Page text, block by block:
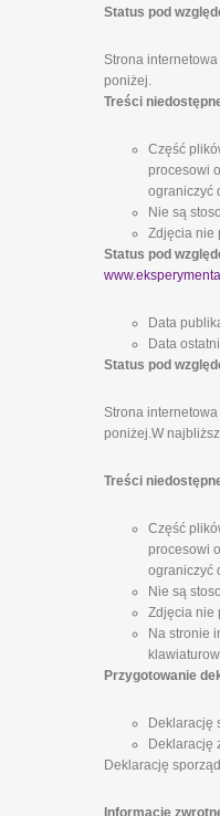
Status pod
Strona
poniżej.
Treści
Część
procesowi
ograniczyć
Nie są
Zdjęcia nie
Status pod
Data
Data
Status pod
Strona
poniżej.W
Treści
Część
procesowi
ograniczyć
Nie są
Zdjęcia nie
Na stronie
Przygotowanie
Deklarację
Deklarację
Deklarację
Informacje